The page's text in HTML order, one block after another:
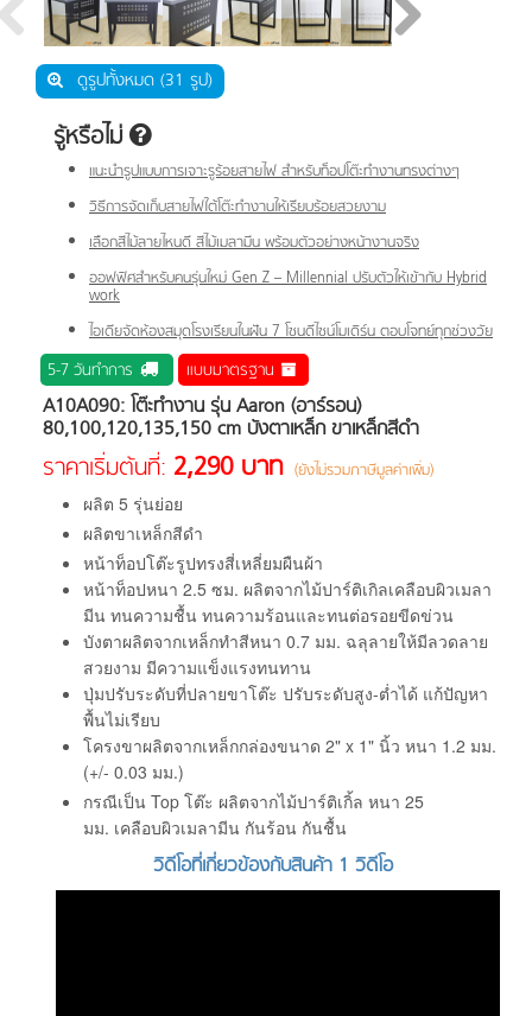
ดูรูปทั้งหมด (31 รูป)
รู้หรือไม่
แนะนำรูปแบบการเจาะรูร้อยสายไฟ สำหรับท็อปโต๊ะทำงานทรงต่างๆ
วิธีการจัดเก็บสายไฟใต้โต๊ะทำงานให้เรียบร้อยสวยงาม
เลือกสีไม้ลายไหนดี สีไม้เมลามีน พร้อมตัวอย่างหน้างานจริง
ออฟฟิศสำหรับคนรุ่นใหม่ Gen Z – Millennial ปรับตัวให้เข้ากับ Hybrid
work
ไอเดียจัดห้องสมุดโรงเรียนในฝัน 7 โซนดีไซน์โมเดิร์น ตอบโจทย์ทุกช่วงวัย
5-7 วันทำการ แบบมาตรฐาน
A10A090: โต๊ะทำงาน รุ่น Aaron (อาร์รอน)
80,100,120,135,150 cm บังตาเหล็ก ขาเหล็กสีดำ
ราคาเริ่มต้นที่: 2,290 บาท (ยังไม่รวมภาษีมูลค่าเพิ่ม)
ผลิต 5 รุ่นย่อย
ผลิตขาเหล็กสีดำ
หน้าท็อปโต๊ะรูปทรงสี่เหลี่ยมผืนผ้า
หน้าท็อปหนา 2.5 ซม. ผลิตจากไม้ปาร์ติเกิลเคลือบผิวเมลา
มีน ทนความชื้น ทนความร้อนและทนต่อรอยขีดข่วน
บังตาผลิตจากเหล็กทำสีหนา 0.7 มม. ฉลุลายให้มีลวดลาย
สวยงาม มีความแข็งแรงทนทาน
ปุ่มปรับระดับที่ปลายขาโต๊ะ ปรับระดับสูง-ต่ำได้ แก้ปัญหา
พื้นไม่เรียบ
โครงขาผลิตจากเหล็กกล่องขนาด 2" x 1" นิ้ว หนา 1.2 มม.
(+/- 0.03 มม.)
กรณีเป็น Top โต๊ะ ผลิตจากไม้ปาร์ติเกิ้ล หนา 25
มม. เคลือบผิวเมลามีน กันร้อน กันชื้น
วิดีโอที่เกี่ยวข้องกับสินค้า 1 วิดีโอ